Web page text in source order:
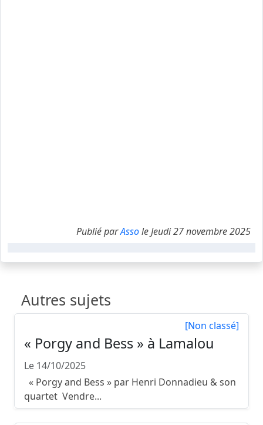
Publié parAssole Jeudi 27 novembre 2025
Autres sujets
[Non classé]
« Porgy and Bess » à Lamalou
Le 14/10/2025
« Porgy and Bess » par Henri Donnadieu & son
quartet Vendre...